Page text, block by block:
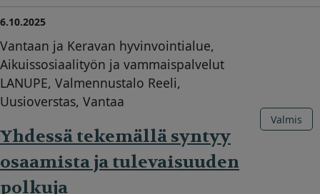
6.10.2025
Vantaan ja Keravan hyvinvointialue,
Aikuissosiaalityön ja vammaispalvelut
LANUPE, Valmennustalo Reeli,
Uusioverstas, Vantaa
Yhdessä tekemällä syntyy
osaamista ja tulevaisuuden
polkuja
Valmis